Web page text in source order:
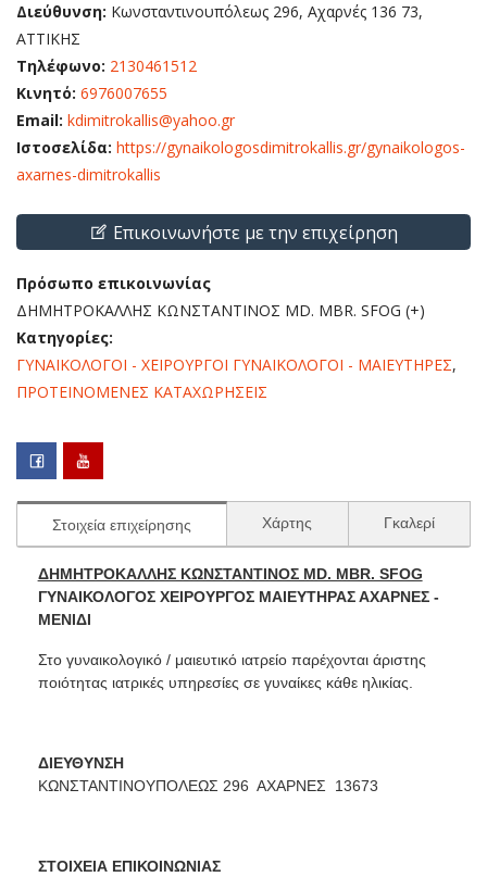
Διεύθυνση: Κωνσταντινουπόλεως 296, Αχαρνές 136 73,
ΑΤΤΙΚΗΣ
Τηλέφωνο: 2130461512
Κινητό: 6976007655
Email: kdimitrokallis@yahoo.gr
Ιστοσελίδα: https://gynaikologosdimitrokallis.gr/gynaikologos-
axarnes-dimitrokallis
Επικοινωνήστε με την επιχείρηση
Πρόσωπο επικοινωνίας
ΔΗΜΗΤΡΟΚΑΛΛΗΣ ΚΩΝΣΤΑΝΤΙΝΟΣ MD. MBR. SFOG (+)
Κατηγορίες:
ΓΥΝΑΙΚΟΛΟΓΟΙ - ΧΕΙΡΟΥΡΓΟΙ ΓΥΝΑΙΚΟΛΟΓΟΙ - ΜΑΙΕΥΤΗΡΕΣ,
ΠΡΟΤΕΙΝΟΜΕΝΕΣ ΚΑΤΑΧΩΡΗΣΕΙΣ
Στοιχεία επιχείρησης Χάρτης Γκαλερί
ΔΗΜΗΤΡΟΚΑΛΛΗΣ ΚΩΝΣΤΑΝΤΙΝΟΣ MD. MBR. SFOG
ΓΥΝΑΙΚΟΛΟΓΟΣ ΧΕΙΡΟΥΡΓΟΣ ΜΑΙΕΥΤΗΡΑΣ ΑΧΑΡΝΕΣ -
ΜΕΝΙΔΙ
Στο γυναικολογικό / μαιευτικό ιατρείο παρέχονται άριστης
ποιότητας ιατρικές υπηρεσίες σε γυναίκες κάθε ηλικίας.
ΔΙΕΥΘΥΝΣΗ
ΚΩΝΣΤΑΝΤΙΝΟΥΠΟΛΕΩΣ 296 ΑΧΑΡΝΕΣ 13673
ΣΤΟΙΧΕΙΑ ΕΠΙΚΟΙΝΩΝΙΑΣ